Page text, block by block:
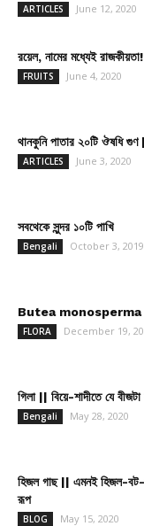
ARTICLES June 12, 2020
রয়েল, নামের মধ্যেই রাজকীয়তা!
FRUITS June 4, 2020
থানকুনি পাতার ২০টি ঔষধি গুণ
ARTICLES June 3, 2020
সবথেকে সুন্দর ১০টি পাখি
Bengali October 3, 2019
Butea monosperma
FLORA December 19,
গিলা || বিয়ে-শাদীতে যে বীজটা
Bengali May 28, 2020
হিজল গাছ || এমনই হিজল-বট-
রূপ
BLOG May 15, 2020